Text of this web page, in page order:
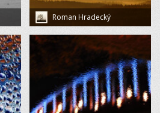
Roman Hradecký